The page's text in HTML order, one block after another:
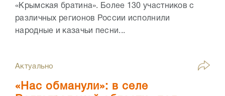
«Крымская братина». Более 130 участников с
различных регионов России исполнили
народные и казачьи песни...
Актуально
«Нас обманули»: в селе